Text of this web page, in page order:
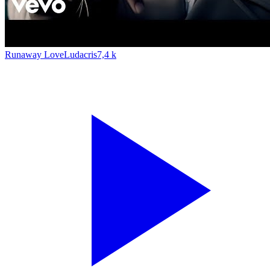
Runaway LoveLudacris7,4 k